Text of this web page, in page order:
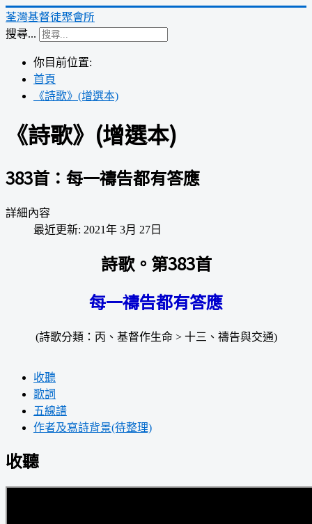
荃灣基督徒聚會所
搜尋...
你目前位置:
首頁
《詩歌》(增選本)
《詩歌》(增選本)
383首：每一禱告都有答應
詳細內容
最近更新: 2021年 3月 27日
詩歌。第383首
每一禱告都有答應
(詩歌分類：丙、基督作生命 > 十三、禱告與交通)
收聽
歌詞
五線譜
作者及寫詩背景(待整理)
收聽